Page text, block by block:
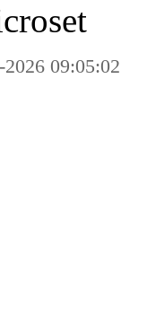
09:05:02